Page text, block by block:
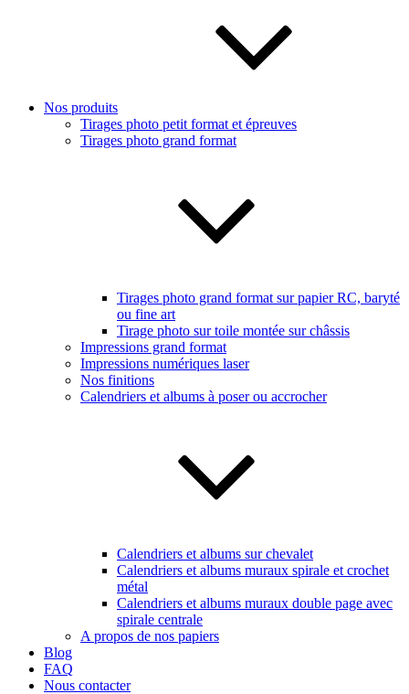
Nos produits
Tirages photo petit format et épreuves
Tirages photo grand format
Tirages photo grand format sur papier RC, baryté
ou fine art
Tirage photo sur toile montée sur châssis
Impressions grand format
Impressions numériques laser
Nos finitions
Calendriers et albums à poser ou accrocher
Calendriers et albums sur chevalet
Calendriers et albums muraux spirale et crochet
métal
Calendriers et albums muraux double page avec
spirale centrale
A propos de nos papiers
Blog
FAQ
Nous contacter